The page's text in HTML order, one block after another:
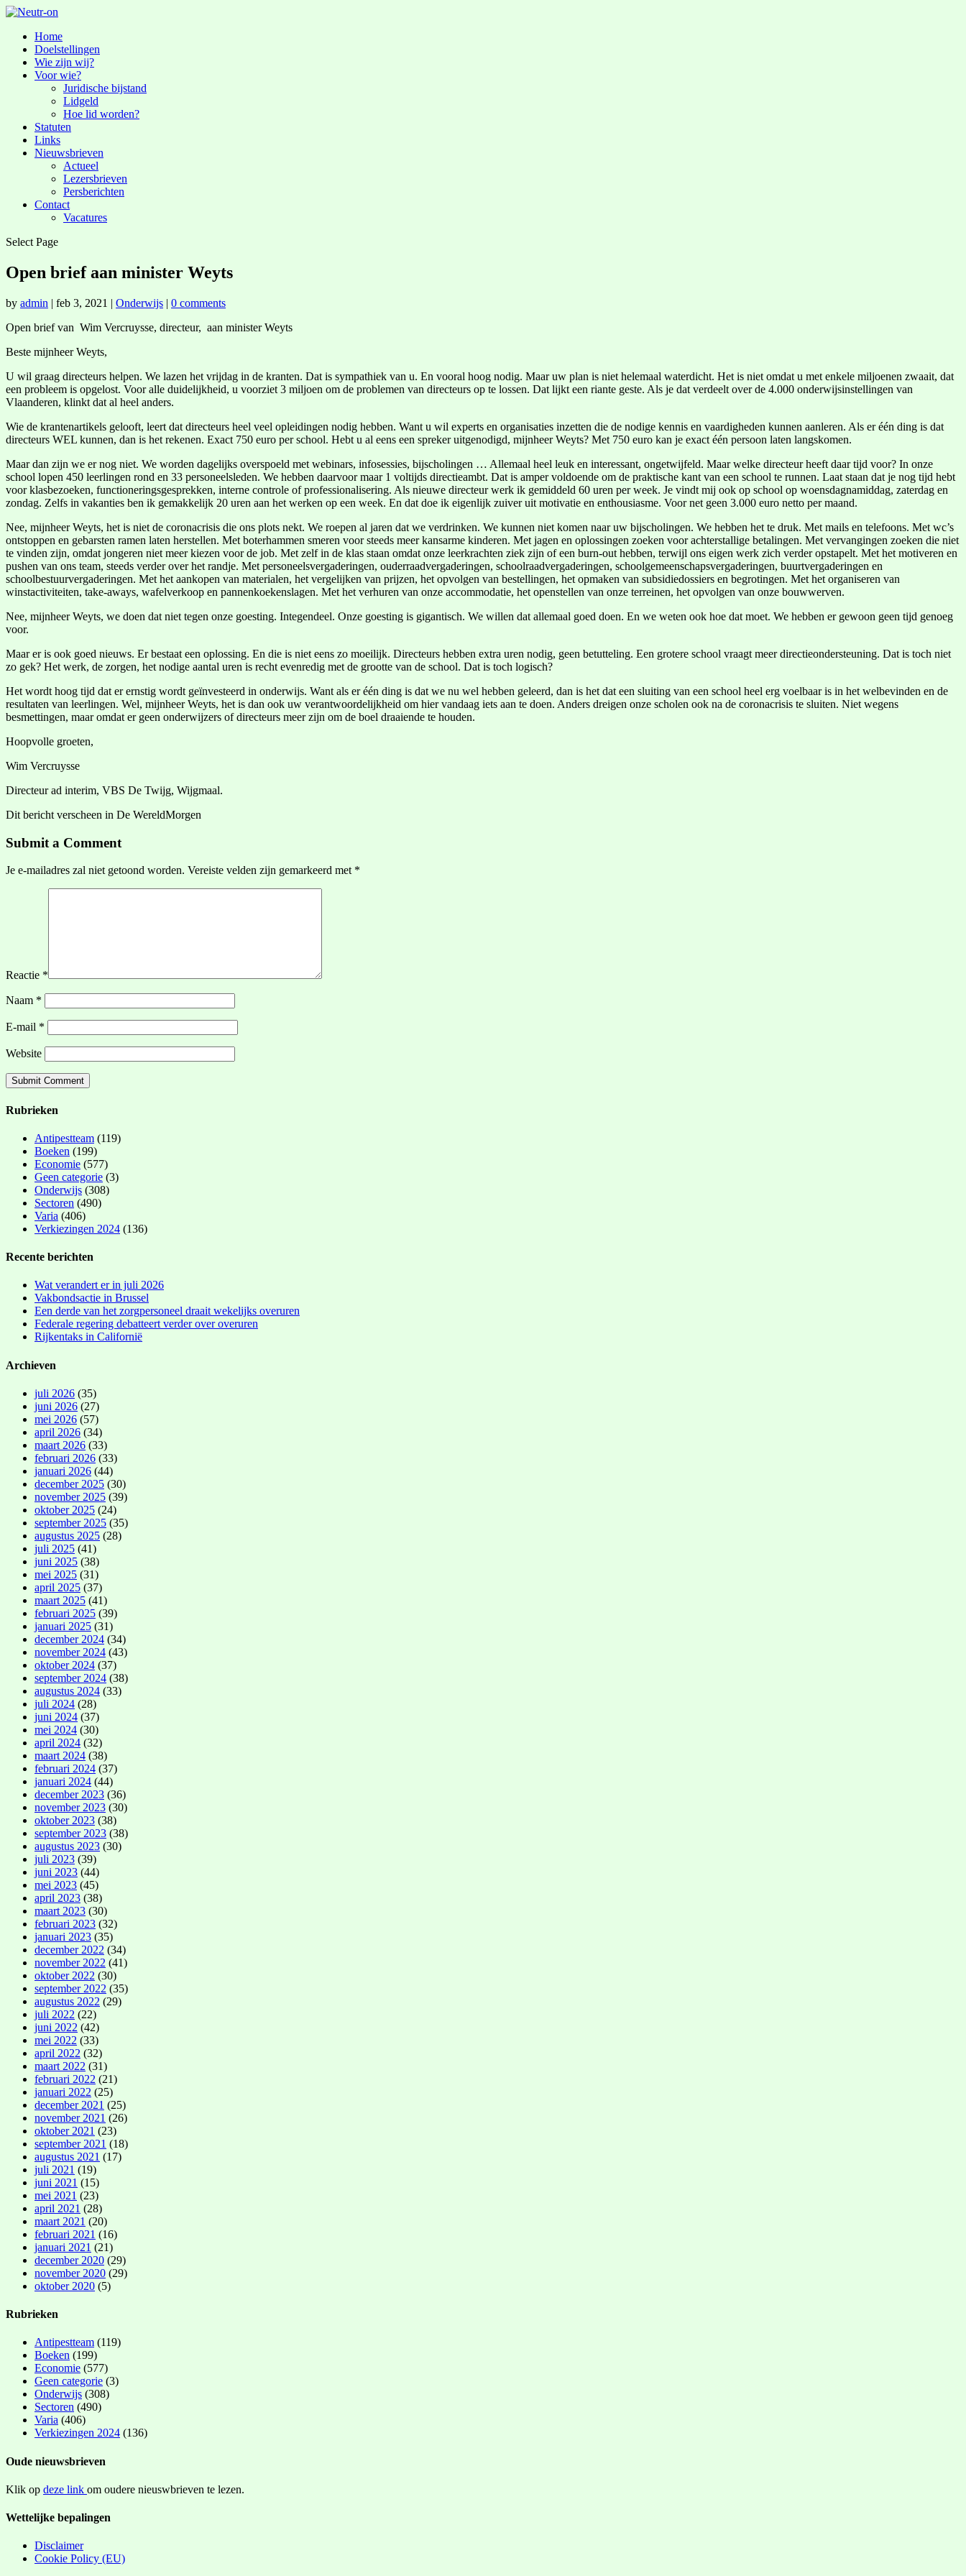
Home
Doelstellingen
Wie zijn wij?
Voor wie?
Juridische bijstand
Lidgeld
Hoe lid worden?
Statuten
Links
Nieuwsbrieven
Actueel
Lezersbrieven
Persberichten
Contact
Vacatures
Select Page
Open brief aan minister Weyts
by admin | feb 3, 2021 | Onderwijs | 0 comments
Open brief van Wim Vercruysse, directeur, aan minister Weyts
Beste mijnheer Weyts,
U wil graag directeurs helpen. We lazen het vrijdag in de kranten. Dat is sympathiek van u. En vooral hoog nodig. Maar uw plan is niet helemaal waterdicht. Het is niet omdat u met enkele miljoenen zwaait, dat
een probleem is opgelost. Voor alle duidelijkheid, u voorziet 3 miljoen om de problemen van directeurs op te lossen. Dat lijkt een riante geste. Als je dat verdeelt over de 4.000 onderwijsinstellingen van
Vlaanderen, klinkt dat al heel anders.
Wie de krantenartikels gelooft, leert dat directeurs heel veel opleidingen nodig hebben. Want u wil experts en organisaties inzetten die de nodige kennis en vaardigheden kunnen aanleren. Als er één ding is dat
directeurs WEL kunnen, dan is het rekenen. Exact 750 euro per school. Hebt u al eens een spreker uitgenodigd, mijnheer Weyts? Met 750 euro kan je exact één persoon laten langskomen.
Maar dan zijn we er nog niet. We worden dagelijks overspoeld met webinars, infosessies, bijscholingen … Allemaal heel leuk en interessant, ongetwijfeld. Maar welke directeur heeft daar tijd voor? In onze
school lopen 450 leerlingen rond en 33 personeelsleden. We hebben daarvoor maar 1 voltijds directieambt. Dat is amper voldoende om de praktische kant van een school te runnen. Laat staan dat je nog tijd hebt
voor klasbezoeken, functioneringsgesprekken, interne controle of professionalisering. Als nieuwe directeur werk ik gemiddeld 60 uren per week. Je vindt mij ook op school op woensdagnamiddag, zaterdag en
zondag. Zelfs in vakanties ben ik gemakkelijk 20 uren aan het werken op een week. En dat doe ik eigenlijk zuiver uit motivatie en enthousiasme. Voor net geen 3.000 euro netto per maand.
Nee, mijnheer Weyts, het is niet de coronacrisis die ons plots nekt. We roepen al jaren dat we verdrinken. We kunnen niet komen naar uw bijscholingen. We hebben het te druk. Met mails en telefoons. Met wc’s
ontstoppen en gebarsten ramen laten herstellen. Met boterhammen smeren voor steeds meer kansarme kinderen. Met jagen en oplossingen zoeken voor achterstallige betalingen. Met vervangingen zoeken die niet
te vinden zijn, omdat jongeren niet meer kiezen voor de job. Met zelf in de klas staan omdat onze leerkrachten ziek zijn of een burn-out hebben, terwijl ons eigen werk zich verder opstapelt. Met het motiveren en
pushen van ons team, steeds verder over het randje. Met personeelsvergaderingen, ouderraadvergaderingen, schoolraadvergaderingen, schoolgemeenschapsvergaderingen, buurtvergaderingen en
schoolbestuurvergaderingen. Met het aankopen van materialen, het vergelijken van prijzen, het opvolgen van bestellingen, het opmaken van subsidiedossiers en begrotingen. Met het organiseren van
winstactiviteiten, take-aways, wafelverkoop en pannenkoekenslagen. Met het verhuren van onze accommodatie, het openstellen van onze terreinen, het opvolgen van onze bouwwerven.
Nee, mijnheer Weyts, we doen dat niet tegen onze goesting. Integendeel. Onze goesting is gigantisch. We willen dat allemaal goed doen. En we weten ook hoe dat moet. We hebben er gewoon geen tijd genoeg
voor.
Maar er is ook goed nieuws. Er bestaat een oplossing. En die is niet eens zo moeilijk. Directeurs hebben extra uren nodig, geen betutteling. Een grotere school vraagt meer directieondersteuning. Dat is toch niet
zo gek? Het werk, de zorgen, het nodige aantal uren is recht evenredig met de grootte van de school. Dat is toch logisch?
Het wordt hoog tijd dat er ernstig wordt geïnvesteerd in onderwijs. Want als er één ding is dat we nu wel hebben geleerd, dan is het dat een sluiting van een school heel erg voelbaar is in het welbevinden en de
resultaten van leerlingen. Wel, mijnheer Weyts, het is dan ook uw verantwoordelijkheid om hier vandaag iets aan te doen. Anders dreigen onze scholen ook na de coronacrisis te sluiten. Niet wegens
besmettingen, maar omdat er geen onderwijzers of directeurs meer zijn om de boel draaiende te houden.
Hoopvolle groeten,
Wim Vercruysse
Directeur ad interim, VBS De Twijg, Wijgmaal.
Dit bericht verscheen in De WereldMorgen
Submit a Comment
Je e-mailadres zal niet getoond worden. Vereiste velden zijn gemarkeerd met *
Reactie *
Naam *
E-mail *
Website
Rubrieken
Antipestteam (119)
Boeken (199)
Economie (577)
Geen categorie (3)
Onderwijs (308)
Sectoren (490)
Varia (406)
Verkiezingen 2024 (136)
Recente berichten
Wat verandert er in juli 2026
Vakbondsactie in Brussel
Een derde van het zorgpersoneel draait wekelijks overuren
Federale regering debatteert verder over overuren
Rijkentaks in Californië
Archieven
juli 2026 (35)
juni 2026 (27)
mei 2026 (57)
april 2026 (34)
maart 2026 (33)
februari 2026 (33)
januari 2026 (44)
december 2025 (30)
november 2025 (39)
oktober 2025 (24)
september 2025 (35)
augustus 2025 (28)
juli 2025 (41)
juni 2025 (38)
mei 2025 (31)
april 2025 (37)
maart 2025 (41)
februari 2025 (39)
januari 2025 (31)
december 2024 (34)
november 2024 (43)
oktober 2024 (37)
september 2024 (38)
augustus 2024 (33)
juli 2024 (28)
juni 2024 (37)
mei 2024 (30)
april 2024 (32)
maart 2024 (38)
februari 2024 (37)
januari 2024 (44)
december 2023 (36)
november 2023 (30)
oktober 2023 (38)
september 2023 (38)
augustus 2023 (30)
juli 2023 (39)
juni 2023 (44)
mei 2023 (45)
april 2023 (38)
maart 2023 (30)
februari 2023 (32)
januari 2023 (35)
december 2022 (34)
november 2022 (41)
oktober 2022 (30)
september 2022 (35)
augustus 2022 (29)
juli 2022 (22)
juni 2022 (42)
mei 2022 (33)
april 2022 (32)
maart 2022 (31)
februari 2022 (21)
januari 2022 (25)
december 2021 (25)
november 2021 (26)
oktober 2021 (23)
september 2021 (18)
augustus 2021 (17)
juli 2021 (19)
juni 2021 (15)
mei 2021 (23)
april 2021 (28)
maart 2021 (20)
februari 2021 (16)
januari 2021 (21)
december 2020 (29)
november 2020 (29)
oktober 2020 (5)
Rubrieken
Antipestteam (119)
Boeken (199)
Economie (577)
Geen categorie (3)
Onderwijs (308)
Sectoren (490)
Varia (406)
Verkiezingen 2024 (136)
Oude nieuwsbrieven
Klik op deze link om oudere nieuswbrieven te lezen.
Wettelijke bepalingen
Disclaimer
Cookie Policy (EU)